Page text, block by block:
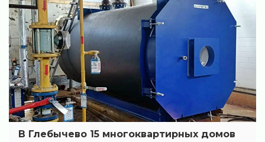
В Глебычево 15 многоквартирных домов